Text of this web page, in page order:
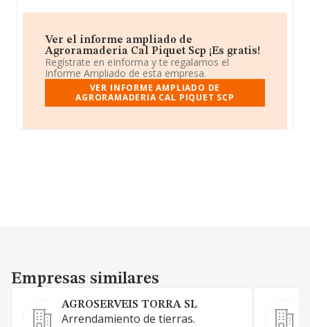
Ver el informe ampliado de
Agroramaderia Cal Piquet Scp ¡Es gratis!
Regístrate en eInforma y te regalamos el
Informe Ampliado de esta empresa.
VER INFORME AMPLIADO DE
AGRORAMADERIA CAL PIQUET SCP
Empresas similares
Empresas similares
AGROSERVEIS TORRA SL
Arrendamiento de tierras.